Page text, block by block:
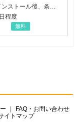
程度
無料
FAQ・お問い合わせ
イトマップ